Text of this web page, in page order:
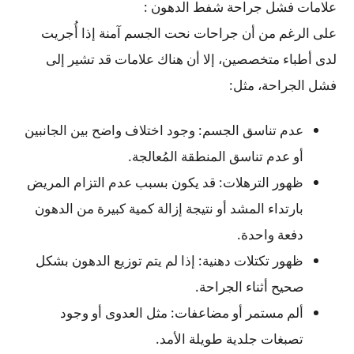
علامات فشل جراحة شفط الدهون :
على الرغم من أن جراحات نحت الجسم آمنة إذا أُجريت
لدى أطباء متخصصين، إلا أن هناك علامات قد تشير إلى
فشل الجراحة، مثل:
عدم تناسق الجسم: وجود اختلاف واضح بين الجانبين
أو عدم تناسق المنطقة المُعالجة.
ظهور الترهلات: قد يكون بسبب عدم التزام المريض
بارتداء المشد أو نتيجة إزالة كمية كبيرة من الدهون
دفعة واحدة.
ظهور تكتلات دهنية: إذا لم يتم توزيع الدهون بشكل
صحيح أثناء الجراحة.
ألم مستمر أو مضاعفات: مثل العدوى أو وجود
تصبغات جلدية طويلة الأمد.